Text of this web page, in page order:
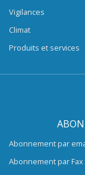
Vigilances
Climat
Produits et services
Abonnement par
Abonnement par Fax